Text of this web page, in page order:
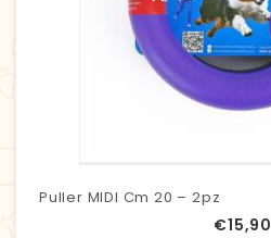
Puller MIDI Cm 20 – 2pz
€15,90